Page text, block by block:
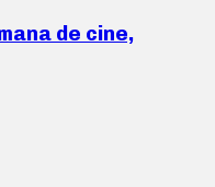
de cine,